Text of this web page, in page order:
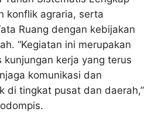
konflik agraria, serta
Ruang dengan kebijakan
“Kegiatan ini merupakan
kerja yang terus
komunikasi dan
di tingkat pusat dan daerah,”